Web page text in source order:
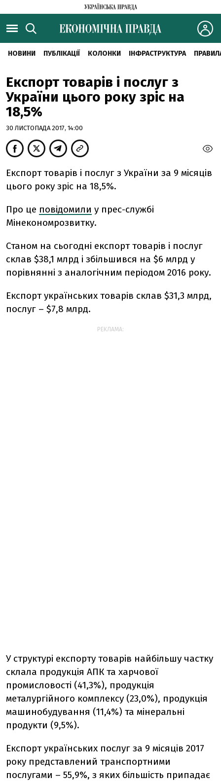
НОВИНИ ПУБЛІКАЦІЇ КОЛОНКИ ІНФРАСТРУКТУРА
Експорт товарів і послуг з
України цього року зріс на
18,5%
30 ЛИСТОПАДА 2017, 14:00
Експорт товарів і послуг з України за 9 місяців
цього року зріс на 18,5%.
Про це повідомили у прес-службі
Мінекономрозвитку.
Станом на сьогодні експорт товарів і послуг
склав $38,1 млрд і збільшився на $6 млрд у
порівнянні з аналогічним періодом 2016 року.
Експорт українських товарів склав $31,3 млрд,
послуг – $7,8 млрд.
РЕКЛАМА:
У структурі експорту товарів найбільшу частку
склала продукція АПК та харчової
промисловості (41,3%), продукція
металургійного комплексу (23,0%), продукція
машинобудування (11,4%) та мінеральні
продукти (9,5%).
Експорт українських послуг за 9 місяців 2017
року представлений транспортними
послугами – 55,9%, з яких більшість припадає